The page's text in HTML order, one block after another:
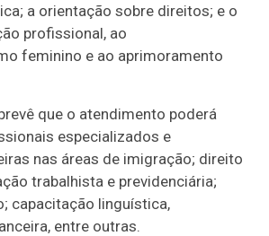
a orientação sobre direitos; e o
profissional, ao
feminino e ao aprimoramento
que o atendimento poderá
especializados e
nas áreas de imigração; direito
trabalhista e previdenciária;
capacitação linguística,
entre outras.